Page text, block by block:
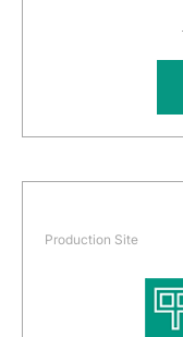
Production Site